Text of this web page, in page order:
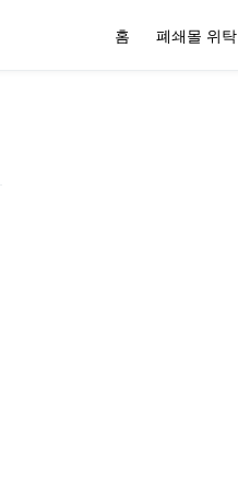
홈 폐쇄몰 위탁